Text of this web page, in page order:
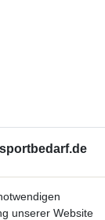
unserer Website